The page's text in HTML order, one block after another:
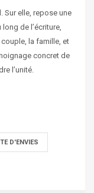
Sur elle, repose une
de l’écriture,
la famille, et
concret de
l’unité.
D'ENVIES